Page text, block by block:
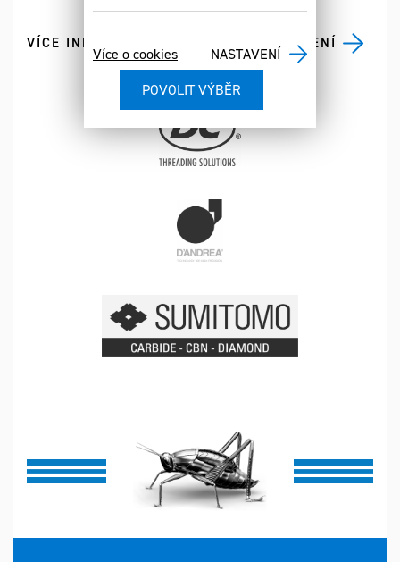
Více o cookies NASTAVENÍ
VÍCE INFORMACÍ A KATALOGY KE STAŽENÍ